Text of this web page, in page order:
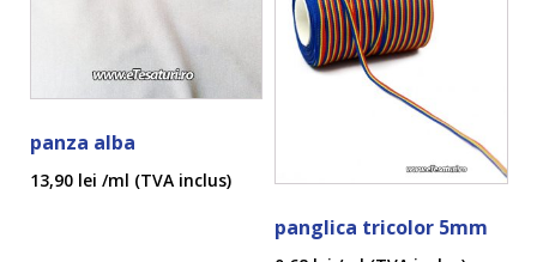
panza alba
13,90 lei /ml (TVA inclus)
panglica tricolor 5mm